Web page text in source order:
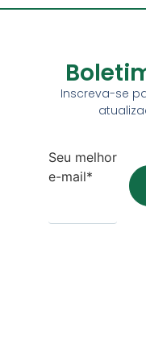
Inscreva-se
Seu melhor
e-mail*